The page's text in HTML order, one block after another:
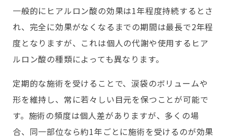
一般的にヒアルロン酸の効果は1年程度持続するとさ
れ、完全に効果がなくなるまでの期間は最長で2年程
度となりますが、これは個人の代謝や使用するヒア
ルロン酸の種類によっても異なります。
定期的な施術を受けることで、涙袋のボリュームや
形を維持し、常に若々しい目元を保つことが可能で
す。施術の頻度は個人差がありますが、多くの場
合、同一部位なら約1年ごとに施術を受けるのが効果